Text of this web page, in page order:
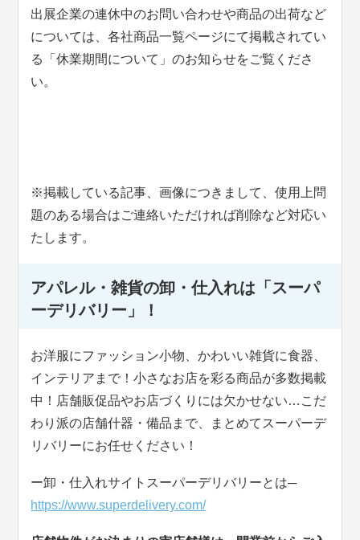
出展企業の連休中のお問い合わせや商品の出荷など
については、各社商品一覧ページにて掲載されてい
る「休業期間について」のお知らせをご覧くださ
い。
※掲載している記事、画像につきまして、使用上問
題のある場合はご連絡いただければ削除など対応い
たします。
アパレル・雑貨の卸・仕入れは「スーパ
ーデリバリー」！
お洋服にファッション小物、かわいい雑貨に食器、
インテリアまで！小さなお店を彩る商品が多数掲載
中！店舗販促品やお店づくりには欠かせない…こだ
わり派の店舗什器・備品まで、まとめてスーパーデ
リバリーにお任せください！
ー卸・仕入れサイトスーパーデリバリーとは─
https://www.superdelivery.com/